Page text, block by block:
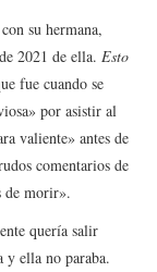
su hermana,
2021 de ella.Esto
fue cuando se
por asistir al
valiente» antes de
comentarios de
de morir».
quería salir
y ella no paraba.